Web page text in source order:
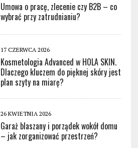
Umowa o pracę, zlecenie czy B2B – co
wybrać przy zatrudnianiu?
17 CZERWCA 2026
Kosmetologia Advanced w HOLA SKIN.
Dlaczego kluczem do pięknej skóry jest
plan szyty na miarę?
26 KWIETNIA 2026
Garaż blaszany i porządek wokół domu
– jak zorganizować przestrzeń?